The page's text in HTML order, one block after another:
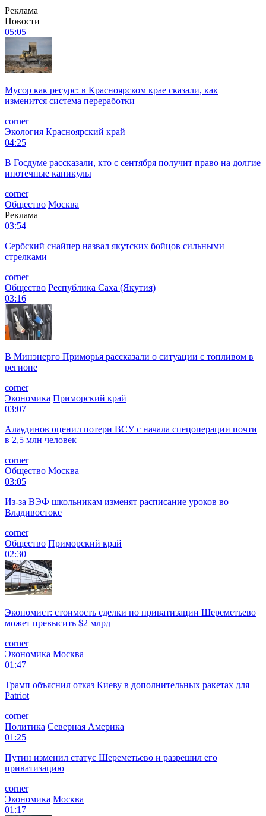
Реклама
Новости
05:05
Мусор как ресурс: в Красноярском крае сказали, как
изменится система переработки
corner
Экология Красноярский край
04:25
В Госдуме рассказали, кто с сентября получит право на долгие
ипотечные каникулы
corner
Общество Москва
Реклама
03:54
Сербский снайпер назвал якутских бойцов сильными
стрелками
corner
Общество Республика Саха (Якутия)
03:16
В Минэнерго Приморья рассказали о ситуации с топливом в
регионе
corner
Экономика Приморский край
03:07
Алаудинов оценил потери ВСУ с начала спецоперации почти
в 2,5 млн человек
corner
Общество Москва
03:05
Из-за ВЭФ школьникам изменят расписание уроков во
Владивостоке
corner
Общество Приморский край
02:30
Экономист: стоимость сделки по приватизации Шереметьево
может превысить $2 млрд
corner
Экономика Москва
01:47
Трамп объяснил отказ Киеву в дополнительных ракетах для
Patriot
corner
Политика Северная Америка
01:25
Путин изменил статус Шереметьево и разрешил его
приватизацию
corner
Экономика Москва
01:17